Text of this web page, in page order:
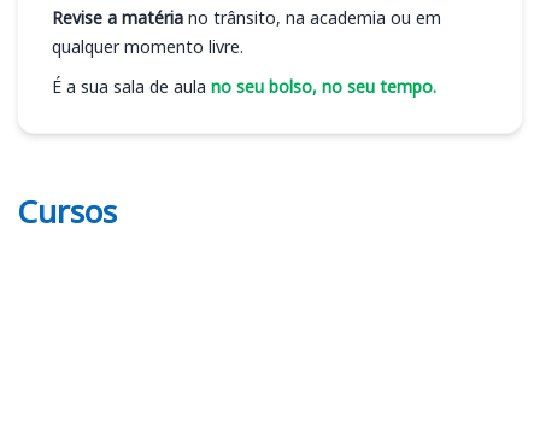
Revise a matéria no trânsito, na academia ou em
qualquer momento livre.
É a sua sala de aula no seu bolso, no seu tempo.
Cursos